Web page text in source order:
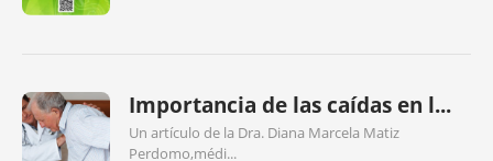
Importancia de las caídas en l...
Un artículo de la Dra. Diana Marcela Matiz
Perdomo,médi...